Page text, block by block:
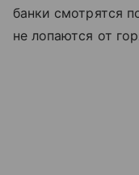
банки смотрятся
не лопаются от